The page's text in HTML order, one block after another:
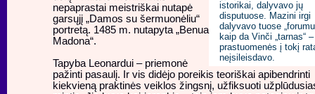
istorikai, dalyvavo jų
disputuose. Mazini irgi
dalyvavo tuose
kaip da Vinči „tarnas“ –
prastuomenės į tokį
neįsileisdavo.
nepaprastai meistriškai nutapė
garsųjį „Damos su šermuonėliu“
portretą. 1485 m. nutapyta „Benua
Madona“.
Tapyba Leonardui – priemonė
pažinti pasaulį. Ir vis didėjo poreikis teoriškai apibendrinti
kiekvieną praktinės veiklos žingsnį, užfiksuoti